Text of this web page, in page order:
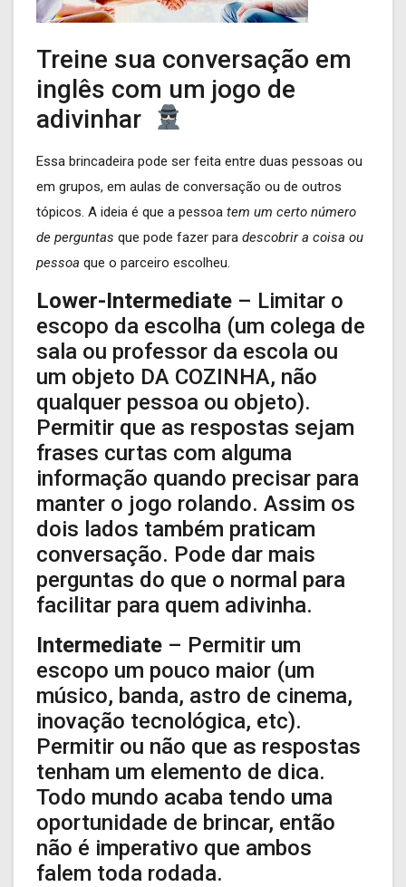
Treine sua conversação em
inglês com um jogo de
adivinhar
Essa brincadeira pode ser feita entre duas pessoas ou
em grupos, em aulas de conversação ou de outros
tópicos. A ideia é que a pessoa tem um certo número
de perguntas que pode fazer para descobrir a coisa ou
pessoa que o parceiro escolheu.
Lower-Intermediate – Limitar o
escopo da escolha (um colega de
sala ou professor da escola ou
um objeto DA COZINHA, não
qualquer pessoa ou objeto).
Permitir que as respostas sejam
frases curtas com alguma
informação quando precisar para
manter o jogo rolando. Assim os
dois lados também praticam
conversação. Pode dar mais
perguntas do que o normal para
facilitar para quem adivinha.
Intermediate – Permitir um
escopo um pouco maior (um
músico, banda, astro de cinema,
inovação tecnológica, etc).
Permitir ou não que as respostas
tenham um elemento de dica.
Todo mundo acaba tendo uma
oportunidade de brincar, então
não é imperativo que ambos
falem toda rodada.